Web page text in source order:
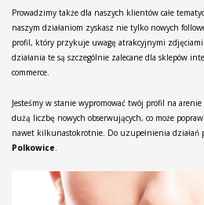
Prowadzimy także dla naszych klientów całe
naszym działaniom zyskasz nie tylko nowych
profil, który przykuje uwagę atrakcyjnymi
działania te są szczególnie zalecane dla sklepów
commerce.
Jesteśmy w stanie wypromować twój profil na
dużą liczbę nowych obserwujących, co może
nawet kilkunastokrotnie. Do uzupełnienia działań
Polkowice.